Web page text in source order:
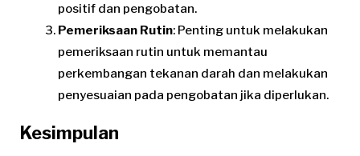
positif dan pengobatan.
Pemeriksaan Rutin: Penting untuk melakukan
pemeriksaan rutin untuk memantau
perkembangan tekanan darah dan melakukan
penyesuaian pada pengobatan jika diperlukan.
Kesimpulan